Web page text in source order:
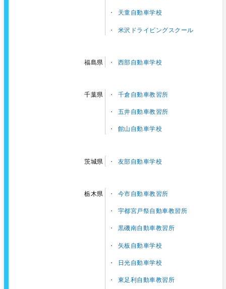
天童自動車学校
米沢ドライビングスクール
福島県 西部自動車学校
千葉県 千倉自動車教習所
五井自動車教習所
館山自動車学校
茨城県 友部自動車学校
栃木県 今市自動車教習所
宇都宮戸祭自動車教習所
黒磯南自動車教習所
矢板自動車学校
日光自動車学校
東足利自動車教習所